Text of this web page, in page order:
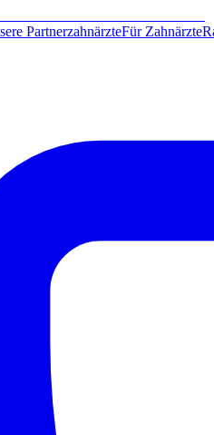
PartnerzahnärzteFür Zahnärzte